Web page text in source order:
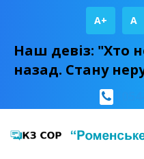
A+ А
Наш девіз: "Хто
назад. Стану